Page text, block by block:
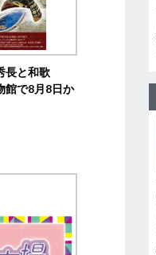
長と和歌
で8月8日か